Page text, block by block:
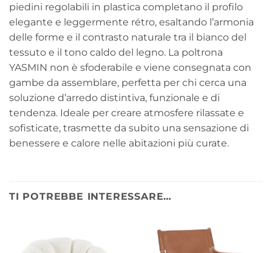
piedini regolabili in plastica completano il profilo
elegante e leggermente rétro, esaltando l’armonia
delle forme e il contrasto naturale tra il bianco del
tessuto e il tono caldo del legno. La poltrona
YASMIN non è sfoderabile e viene consegnata con
gambe da assemblare, perfetta per chi cerca una
soluzione d’arredo distintiva, funzionale e di
tendenza. Ideale per creare atmosfere rilassate e
sofisticate, trasmette da subito una sensazione di
benessere e calore nelle abitazioni più curate.
TI POTREBBE INTERESSARE…